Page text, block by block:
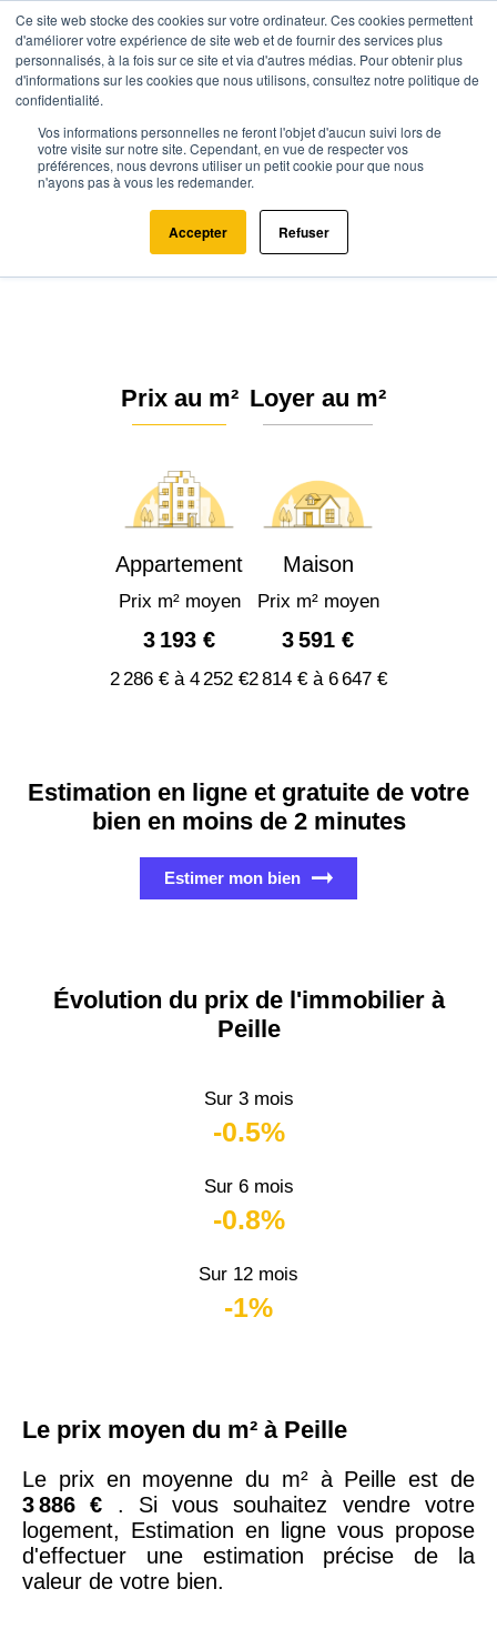
Ce site web stocke des cookies sur votre ordinateur. Ces cookies permettent
d'améliorer votre expérience de site web et de fournir des services plus
personnalisés, à la fois sur ce site et via d'autres médias. Pour obtenir plus
d'informations sur les cookies que nous utilisons, consultez notre politique de
confidentialité.
Vos informations personnelles ne feront l'objet d'aucun suivi lors de
votre visite sur notre site. Cependant, en vue de respecter vos
préférences, nous devrons utiliser un petit cookie pour que nous
n'ayons pas à vous les redemander.
Accepter Refuser
Agence.immo Prix immobilier Provence-Alpes-Côte d'Azur
Alpes-Maritimes Peille (06440)
Estimation immobilière à Peille :
Prix m² 2026
Prix au m²
Appartement
Prix m² moyen
3 193 €
2 286 € à 4 252 €
Loyer au m²
Maison
Prix m² moyen
3 591 €
2 814 € à 6 647 €
Estimation en ligne et gratuite de votre
bien en moins de 2 minutes
Estimer mon bien
Évolution du prix de l'immobilier à
Peille
Sur 3 mois
-0.5%
Sur 6 mois
-0.8%
Sur 12 mois
-1%
Le prix moyen du m² à Peille
Le prix en moyenne du m² à Peille est de
3 886 € . Si vous souhaitez vendre votre
logement, Estimation en ligne vous propose
d'effectuer une estimation précise de la
valeur de votre bien.